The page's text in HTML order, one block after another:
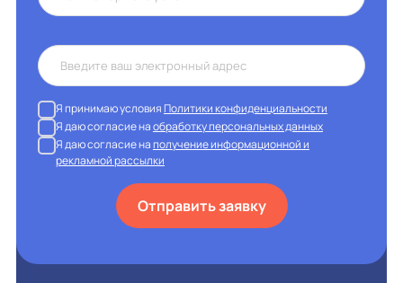
Я принимаю условияПолитики конфиденциальности
Я даю согласие наобработку персональных данных
Я даю согласие наполучение информационной и
рекламной рассылки
Отправить заявку